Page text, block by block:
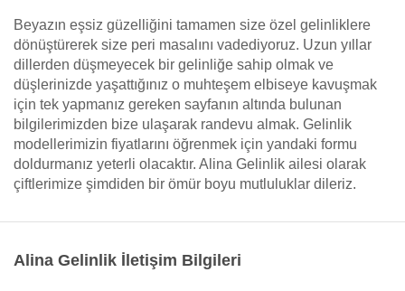
Beyazın eşsiz güzelliğini tamamen size özel gelinliklere
dönüştürerek size peri masalını vadediyoruz. Uzun yıllar
dillerden düşmeyecek bir gelinliğe sahip olmak ve
düşlerinizde yaşattığınız o muhteşem elbiseye kavuşmak
için tek yapmanız gereken sayfanın altında bulunan
bilgilerimizden bize ulaşarak randevu almak. Gelinlik
modellerimizin fiyatlarını öğrenmek için yandaki formu
doldurmanız yeterli olacaktır. Alina Gelinlik ailesi olarak
çiftlerimize şimdiden bir ömür boyu mutluluklar dileriz.
Alina Gelinlik İletişim Bilgileri